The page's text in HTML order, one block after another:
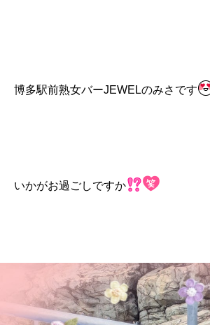
博多駅前熟女バーJEWELのみさです
いかがお過ごしですか